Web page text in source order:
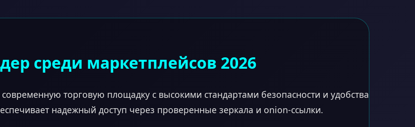
среди маркетплейсов 2026
торговую площадку с высокими стандартами безопасности и удобства
надежный доступ через проверенные зеркала и onion-ссылки.